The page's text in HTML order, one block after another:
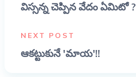
విస్సన్న చెప్పిన వేదం ఏమిటో ?
NEXT POST
ఆకట్టుకునే 'మాయ'!!